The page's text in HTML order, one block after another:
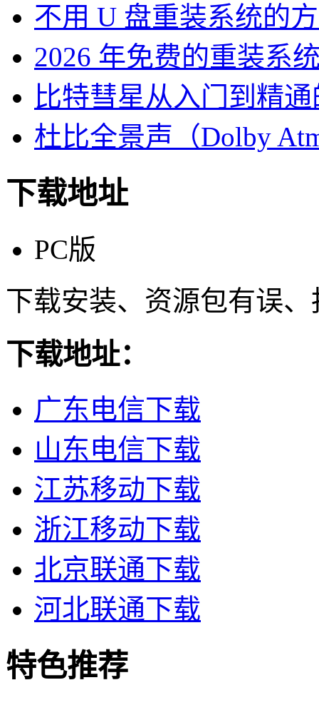
不用 U 盘重装系统的
2026 年免费的重装系
比特彗星从入门到精
杜比全景声（Dolby
下载地址
PC版
下载安装、资源包有误
下载地址：
广东电信下载
山东电信下载
江苏移动下载
浙江移动下载
北京联通下载
河北联通下载
特色推荐